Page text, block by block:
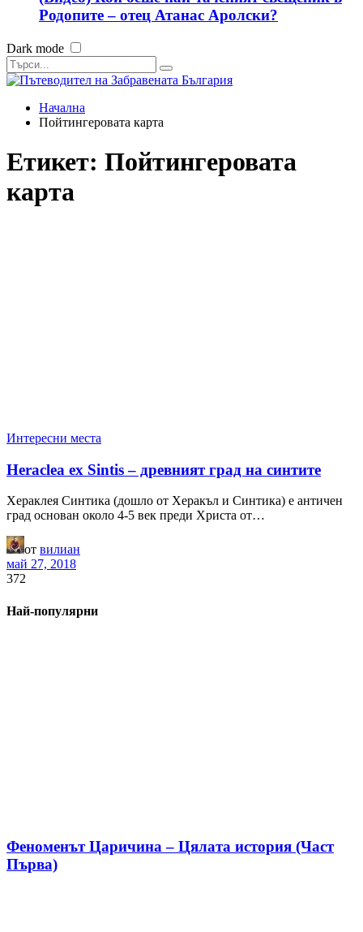
Родопите – отец Атанас Аролски?
Dark mode
Начална
Пойтингеровата карта
Етикет: Пойтингеровата
карта
Интересни места
Heraclea ex Sintis – древният град на синтите
Хераклея Синтика (дошло от Херакъл и Синтика) е античен
град основан около 4-5 век преди Христа от…
от вилиан
май 27, 2018
372
Най-популярни
Феноменът Царичина – Цялата история (Част
Първа)